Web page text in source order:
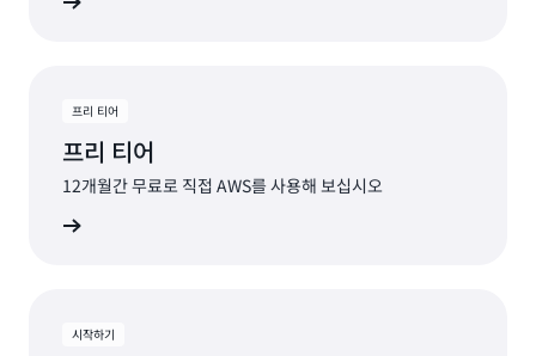
프리 티어
프리 티어
12개월간 무료로 직접 AWS를 사용해 보십시오
시작하기